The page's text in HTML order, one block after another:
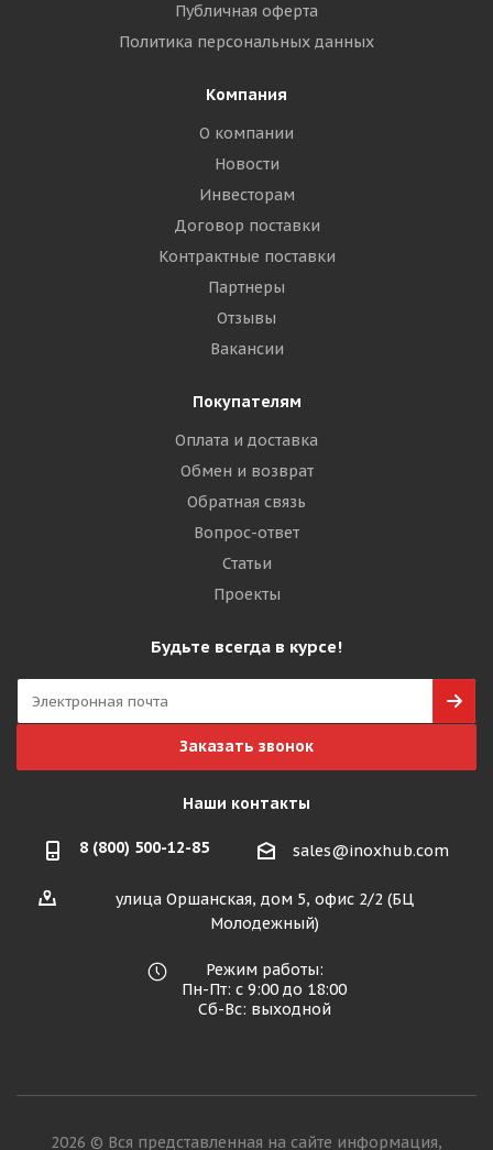
Публичная оферта
Политика персональных данных
Компания
О компании
Новости
Инвесторам
Договор поставки
Контрактные поставки
Партнеры
Отзывы
Вакансии
Покупателям
Оплата и доставка
Обмен и возврат
Обратная связь
Вопрос-ответ
Статьи
Проекты
Будьте всегда в курсе!
Заказать звонок
Наши контакты
8 (800) 500-12-85 sales@inoxhub.com
улица Оршанская, дом 5, офис 2/2 (БЦ
Молодежный)
Режим работы:
Пн-Пт: с 9:00 до 18:00
Сб-Вс: выходной
2026 © Вся представленная на сайте информация,